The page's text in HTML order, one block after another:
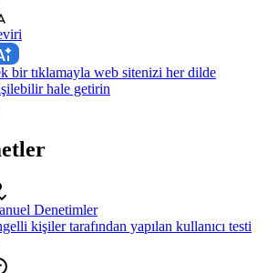
bir tıklamayla web sitenizi her dilde
hale getirin
Denetimler
kişiler tarafından yapılan kullanıcı testi